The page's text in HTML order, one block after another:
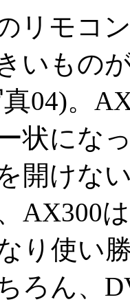
リモコ
いもの
04)。
状にな
開けな
AX300
り使い
ろん、